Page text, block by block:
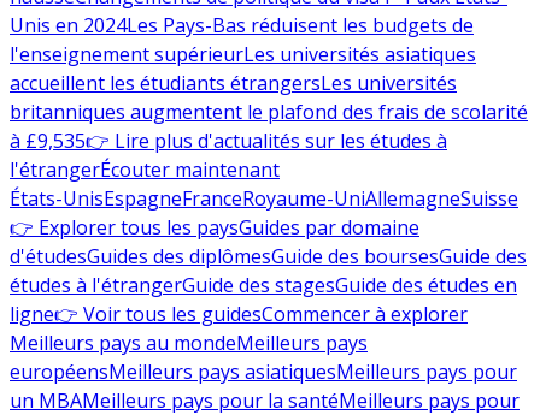
Unis en 2024Les Pays-Bas réduisent les budgets de
l'enseignement supérieurLes universités asiatiques
accueillent les étudiants étrangersLes universités
britanniques augmentent le plafond des frais de scolarité
à £9,535👉 Lire plus d'actualités sur les études à
l'étrangerÉcouter maintenant
États-UnisEspagneFranceRoyaume-UniAllemagneSuisse
👉 Explorer tous les paysGuides par domaine
d'étudesGuides des diplômesGuide des boursesGuide des
études à l'étrangerGuide des stagesGuide des études en
ligne👉 Voir tous les guidesCommencer à explorer
Meilleurs pays au mondeMeilleurs pays
européensMeilleurs pays asiatiquesMeilleurs pays pour
un MBAMeilleurs pays pour la santéMeilleurs pays pour